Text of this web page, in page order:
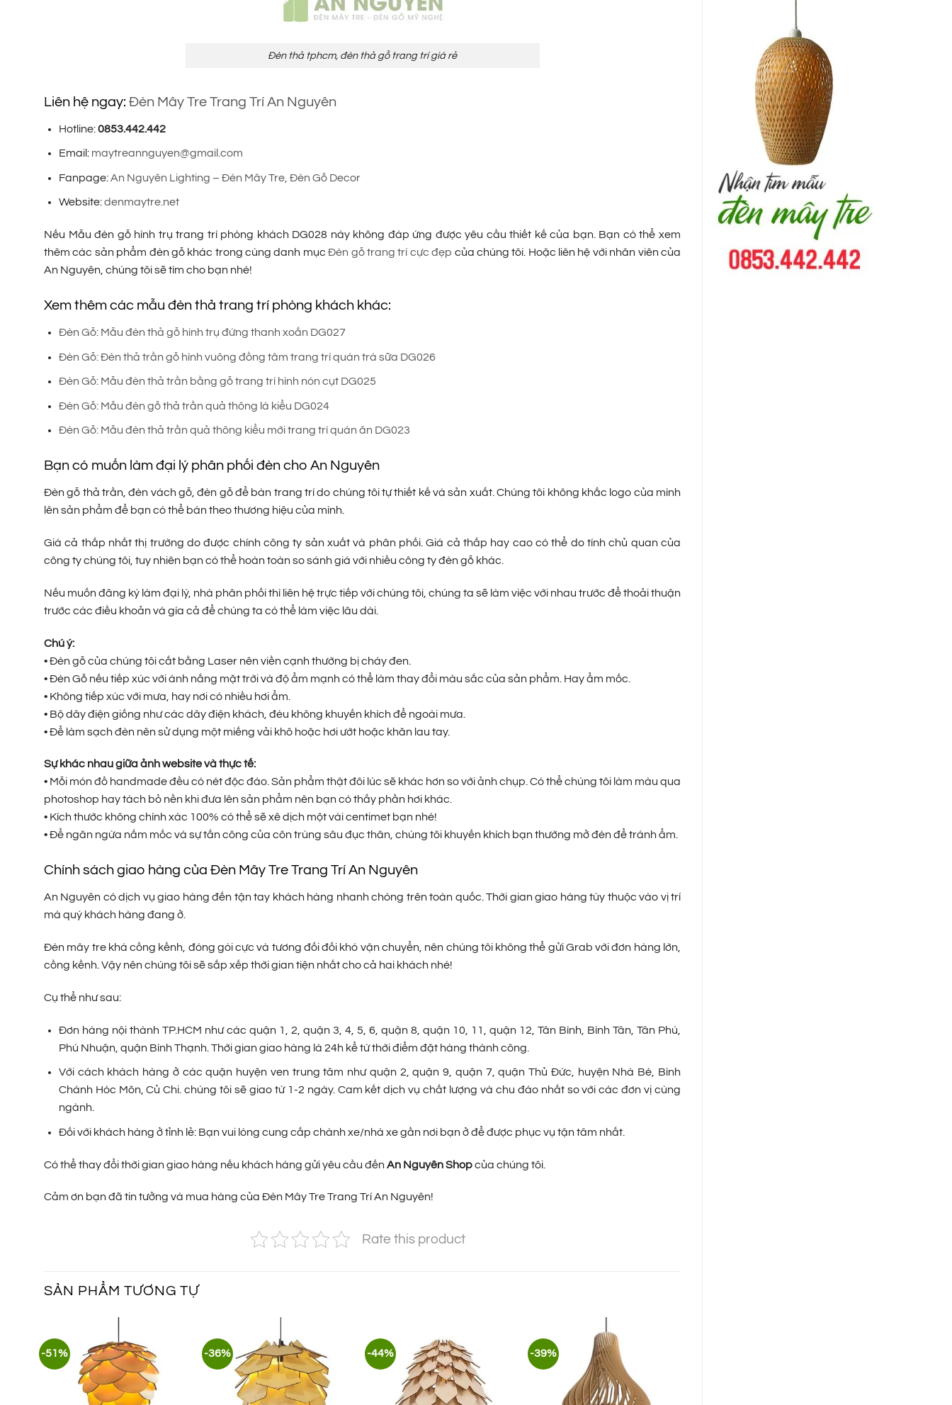
Đèn thả tphcm, đèn thả gỗ trang trí giá rẻ
Liên hệ ngay: Đèn Mây Tre Trang Trí An Nguyên
Hotline:0853.442.442
Email: maytreannguyen@gmail.com
Fanpage:An Nguyên Lighting – Đèn Mây Tre, Đèn Gỗ Decor
Website:denmaytre.net
Nếu Mẫu đèn gỗ hình trụ trang trí phòng khách DG028 này không đáp ứng được yêu cầu thiết kế của bạn. Bạn có thể xem
thêm các sản phẩm đèn gỗ khác trong cùng danh mụcĐèn gỗ trang trí cực đẹp của chúng tôi. Hoặc liên hệ với nhân viên của
An Nguyên, chúng tôi sẽ tìm cho bạn nhé!
Xem thêm các mẫu đèn thả trang trí phòng khách khác:
Đèn Gỗ: Mẫu đèn thả gỗ hình trụ đứng thanh xoắn DG027
Đèn Gỗ: Đèn thả trần gỗ hình vuông đồng tâm trang trí quán trà sữa DG026
Đèn Gỗ: Mẫu đèn thả trần bằng gỗ trang trí hình nón cụt DG025
Đèn Gỗ: Mẫu đèn gỗ thả trần quả thông lá kiểu DG024
Đèn Gỗ: Mẫu đèn thả trần quả thông kiểu mới trang trí quán ăn DG023
Bạn có muốn làm đại lý phân phối đèn cho An Nguyên
Đèn gỗ thả trần, đèn vách gỗ, đèn gỗ để bàn trang trí do chúng tôi tự thiết kế và sản xuất. Chúng tôi không khắc logo của mình
lên sản phẩm để bạn có thể bán theo thương hiệu của mình.
Giá cả thấp nhất thị trường do được chính công ty sản xuất và phân phối. Giá cả thấp hay cao có thể do tính chủ quan của
công ty chúng tôi, tuy nhiên bạn có thể hoàn toàn so sánh giá với nhiều công ty đèn gỗ khác.
Nếu muốn đăng ký làm đại lý, nhà phân phối thì liên hệ trực tiếp với chúng tôi, chúng ta sẽ làm việc với nhau trước để thoải thuận
trước các điều khoản và gía cả để chúng ta có thể làm việc lâu dài.
Chú ý:
• Đèn gỗ của chúng tôi cắt bằng Laser nên viền cạnh thường bị cháy đen.
• Đèn Gỗ nếu tiếp xúc với ánh nắng mặt trời và độ ẩm mạnh có thể làm thay đổi màu sắc của sản phẩm. Hay ẩm mốc.
• Không tiếp xúc với mưa, hay nơi có nhiều hơi ẩm.
• Bộ dây điện giống như các dây điện khách, đèu không khuyến khích để ngoài mưa.
• Để làm sạch đèn nên sử dụng một miếng vải khô hoặc hơi ướt hoặc khăn lau tay.
Sự khác nhau giữa ảnh website và thực tế:
• Mỗi món đồ handmade đều có nét độc đáo. Sản phẩm thật đôi lúc sẽ khác hơn so với ảnh chụp. Có thể chúng tôi làm màu qua
photoshop hay tách bỏ nền khi đưa lên sản phẩm nên bạn có thấy phần hơi khác.
• Kích thước không chính xác 100% có thể sẽ xê dịch một vài centimet bạn nhé!
• Để ngăn ngừa nấm mốc và sự tấn công của côn trùng sâu đục thân, chúng tôi khuyến khích bạn thường mở đèn để tránh ẩm.
Chính sách giao hàng của Đèn Mây Tre Trang Trí An Nguyên
An Nguyên có dịch vụ giao hàng đến tận tay khách hàng nhanh chóng trên toàn quốc. Thời gian giao hàng tùy thuộc vào vị trí
mà quý khách hàng đang ở.
Đèn mây tre khá cồng kềnh, đóng gói cực và tương đối đối khó vận chuyển, nên chúng tôi không thể gửi Grab với đơn hàng lớn,
cồng kềnh. Vậy nên chúng tôi sẽ sắp xếp thời gian tiện nhất cho cả hai khách nhé!
Cụ thể như sau:
Đơn hàng nội thành TP.HCM như các quận 1, 2, quận 3, 4, 5, 6, quận 8, quận 10, 11, quận 12, Tân Bình, Bình Tân, Tân Phú,
Phú Nhuận, quận Bình Thạnh. Thời gian giao hàng là 24h kể từ thời điểm đặt hàng thành công.
Với cách khách hàng ở các quận huyện ven trung tâm như quận 2, quận 9, quận 7, quận Thủ Đức, huyện Nhà Bè, Bình
Chánh Hóc Môn, Củ Chi. chúng tôi sẽ giao từ 1-2 ngày. Cam kết dịch vụ chất lượng và chu đáo nhất so với các đơn vị cùng
ngành.
Đối với khách hàng ở tỉnh lẻ: Bạn vui lòng cung cấp chành xe/nhà xe gần nơi bạn ở để được phục vụ tận tâm nhất.
Có thể thay đổi thời gian giao hàng nếu khách hàng gửi yêu cầu đến An Nguyên Shopcủa chúng tôi.
Cảm ơn bạn đã tin tưởng và mua hàng của Đèn Mây Tre Trang Trí An Nguyên!
Rate this product
SẢN PHẨM TƯƠNG TỰ
-51% -36% -44% -39%